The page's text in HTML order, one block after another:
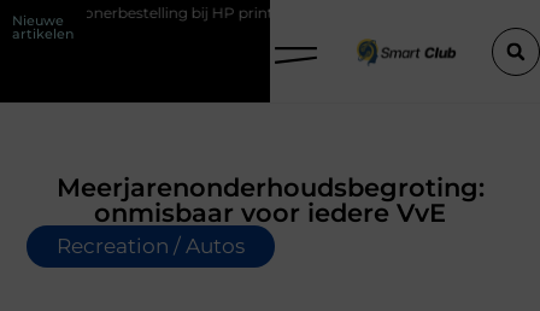
Nieuwe
artikelen
bij HP printers Onzichtbare sokken met maximaal
Meerjarenonderhoudsbegroting:
onmisbaar voor iedere VvE
Recreation / Autos